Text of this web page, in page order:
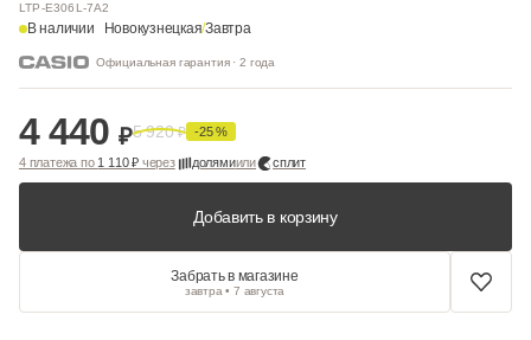
LTP-E306L-7A2
В наличии Новокузнецкая/Завтра
Официальная гарантия · 2 года
4 440 ₽5 920₽ -25 %
4 платежа по 1 110 ₽через долямиили сплит
Добавить в корзину
Забрать в магазине
завтра • 7 августа